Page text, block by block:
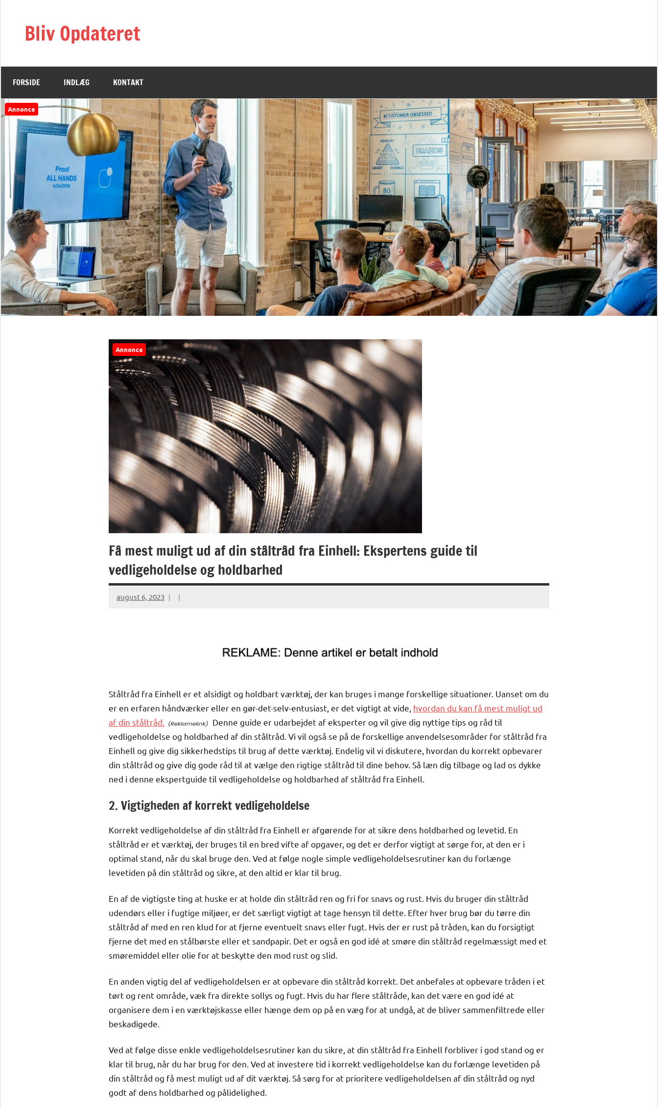
Bliv Opdateret
FORSIDE INDLÆG KONTAKT
Annonce
Annonce
Få mest muligt ud af din ståltråd fra Einhell: Ekspertens guide til
vedligeholdelse og holdbarhed
august 6, 2023
Ståltråd fra Einhell er et alsidigt og holdbart værktøj, der kan bruges i mange forskellige situationer. Uanset om du
er en erfaren håndværker eller en gør-det-selv-entusiast, er det vigtigt at vide, hvordan du kan få mest muligt ud
af din ståltråd.
Denne guide er udarbejdet af eksperter og vil give dig nyttige tips og råd til
vedligeholdelse og holdbarhed af din ståltråd. Vi vil også se på de forskellige anvendelsesområder for ståltråd fra
Einhell og give dig sikkerhedstips til brug af dette værktøj. Endelig vil vi diskutere, hvordan du korrekt opbevarer
din ståltråd og give dig gode råd til at vælge den rigtige ståltråd til dine behov. Så læn dig tilbage og lad os dykke
ned i denne ekspertguide til vedligeholdelse og holdbarhed af ståltråd fra Einhell.
2. Vigtigheden af korrekt vedligeholdelse
Korrekt vedligeholdelse af din ståltråd fra Einhell er afgørende for at sikre dens holdbarhed og levetid. En
ståltråd er et værktøj, der bruges til en bred vifte af opgaver, og det er derfor vigtigt at sørge for, at den er i
optimal stand, når du skal bruge den. Ved at følge nogle simple vedligeholdelsesrutiner kan du forlænge
levetiden på din ståltråd og sikre, at den altid er klar til brug.
En af de vigtigste ting at huske er at holde din ståltråd ren og fri for snavs og rust. Hvis du bruger din ståltråd
udendørs eller i fugtige miljøer, er det særligt vigtigt at tage hensyn til dette. Efter hver brug bør du tørre din
ståltråd af med en ren klud for at fjerne eventuelt snavs eller fugt. Hvis der er rust på tråden, kan du forsigtigt
fjerne det med en stålbørste eller et sandpapir. Det er også en god idé at smøre din ståltråd regelmæssigt med et
smøremiddel eller olie for at beskytte den mod rust og slid.
En anden vigtig del af vedligeholdelsen er at opbevare din ståltråd korrekt. Det anbefales at opbevare tråden i et
tørt og rent område, væk fra direkte sollys og fugt. Hvis du har flere ståltråde, kan det være en god idé at
organisere dem i en værktøjskasse eller hænge dem op på en væg for at undgå, at de bliver sammenfiltrede eller
beskadigede.
Ved at følge disse enkle vedligeholdelsesrutiner kan du sikre, at din ståltråd fra Einhell forbliver i god stand og er
klar til brug, når du har brug for den. Ved at investere tid i korrekt vedligeholdelse kan du forlænge levetiden på
din ståltråd og få mest muligt ud af dit værktøj. Så sørg for at prioritere vedligeholdelsen af din ståltråd og nyd
godt af dens holdbarhed og pålidelighed.